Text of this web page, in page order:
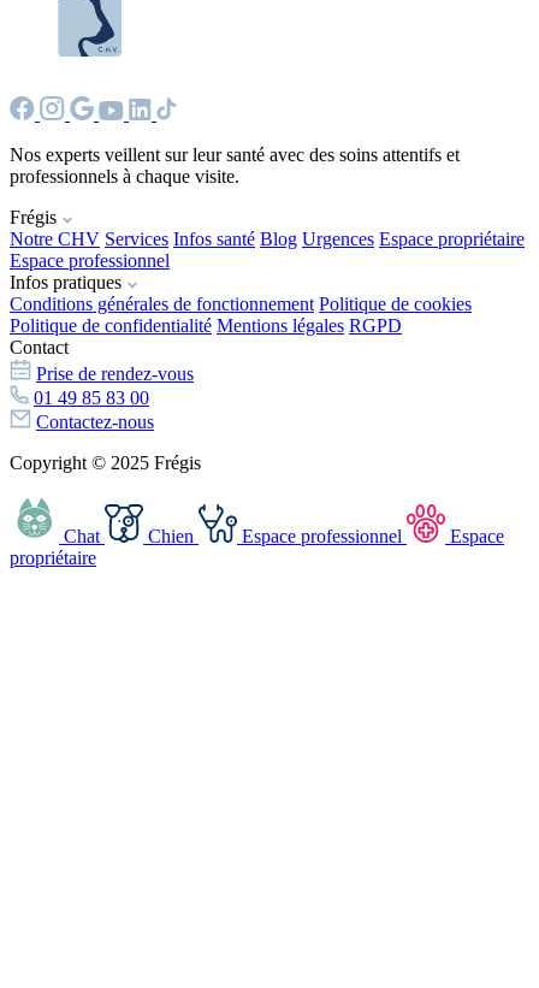
Nos experts veillent sur leur santé avec des soins attentifs et
professionnels à chaque visite.
Frégis
Notre CHV Services Infos santé Blog Urgences Espace propriétaire
Espace professionnel
Infos pratiques
Conditions générales de fonctionnement Politique de cookies
Politique de confidentialité Mentions légales RGPD
Contact
Prise de rendez-vous
01 49 85 83 00
Contactez-nous
Copyright © 2025 Frégis
Chat Chien Espace professionnel
Espace
propriétaire